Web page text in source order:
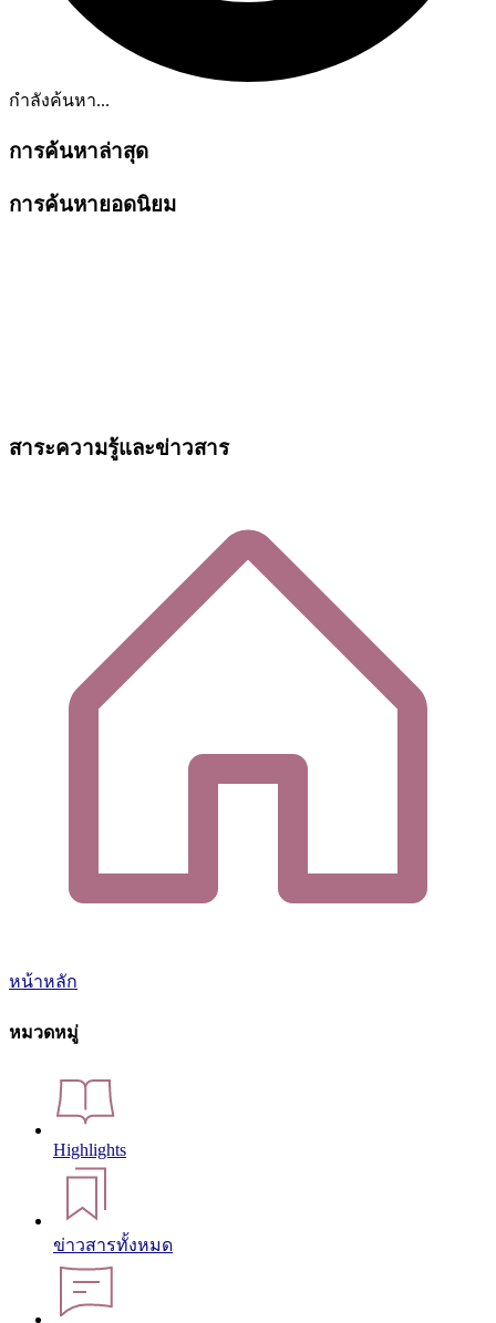
กำลังค้นหา...
การค้นหาล่าสุด
การค้นหายอดนิยม
สาระความรู้และข่าวสาร
หน้าหลัก
หมวดหมู่
Highlights
ข่าวสารทั้งหมด